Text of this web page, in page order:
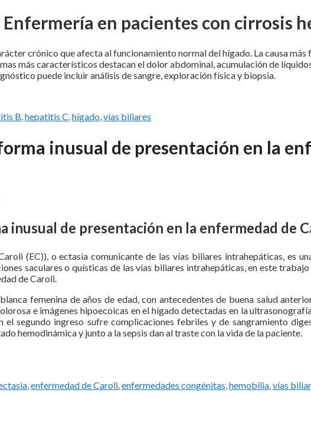
Enfermería en pacientes con cirrosis
crónico que afecta al funcionamiento normal del hígado. La causa más
más característicos destacan el dolor abdominal, acumulación de
puede incluir análisis de sangre, exploración física y biopsia.
B,hepatitis C,hígado,vías biliares
inusual de presentación en la
inusual de presentación en la enfermedad de
(EC)), o ectasia comunicante de las vías biliares intrahepáticas, es
saculares o quísticas de las vías biliares intrahepáticas, en este trabajo
de Caroli.
femenina de años de edad, con antecedentes de buena salud
e imágenes hipoecoicas en el hígado detectadas en la
el segundo ingreso sufre complicaciones febriles y de sangramiento
hemodinámica y junto a la sepsis dan al traste con la vida de la paciente.
,enfermedad de Caroli,enfermedades congénitas,hemobilia,vías